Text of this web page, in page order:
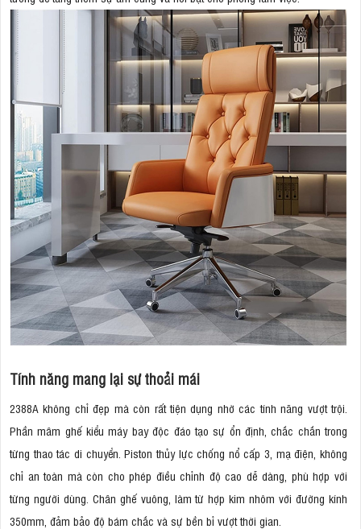
Tính năng mang lại sự thoải mái
2388A không chỉ đẹp mà còn rất tiện dụng nhờ các tính năng vượt trội.
Phần mâm ghế kiểu máy bay độc đáo tạo sự ổn định, chắc chắn trong
từng thao tác di chuyển. Piston thủy lực chống nổ cấp 3, mạ điện, không
chỉ an toàn mà còn cho phép điều chỉnh độ cao dễ dàng, phù hợp với
từng người dùng. Chân ghế vuông, làm từ hợp kim nhôm với đường kính
350mm, đảm bảo độ bám chắc và sự bền bỉ vượt thời gian.